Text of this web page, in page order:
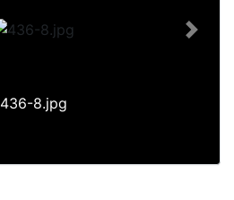
436-8.jpg
Next